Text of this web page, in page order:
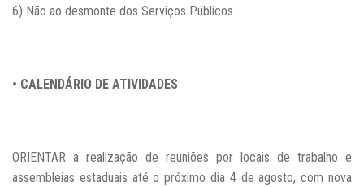
6) Não ao desmonte dos Serviços Públicos.
• CALENDÁRIO DE ATIVIDADES
ORIENTAR a realização de reuniões por locais de trabalho e
assembleias estaduais até o próximo dia 4 de agosto, com nova